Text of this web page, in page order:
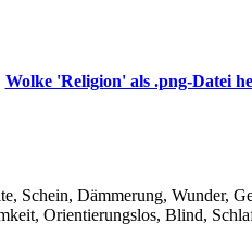
Wolke 'Religion' als .png-Datei
Schein, Dämmerung, Wunder,
Orientierungslos, Blind,